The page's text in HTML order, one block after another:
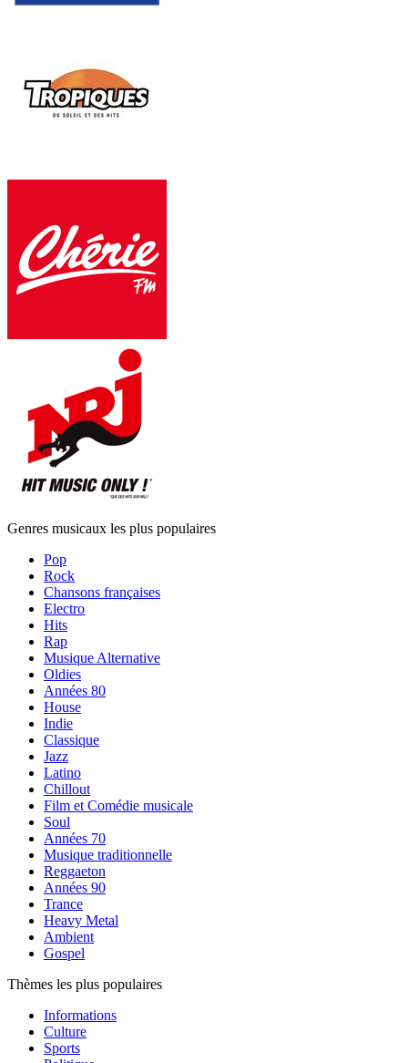
Genres musicaux les plus populaires
Pop
Rock
Chansons françaises
Electro
Hits
Rap
Musique Alternative
Oldies
Années 80
House
Indie
Classique
Jazz
Latino
Chillout
Film et Comédie musicale
Soul
Années 70
Musique traditionnelle
Reggaeton
Années 90
Trance
Heavy Metal
Ambient
Gospel
Thèmes les plus populaires
Informations
Culture
Sports